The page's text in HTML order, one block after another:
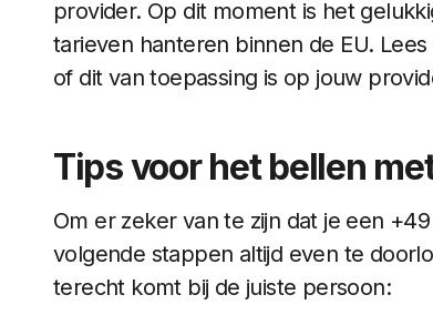
provider. Op dit moment is het
tarieven hanteren binnen de EU.
of dit van toepassing is op jouw
Tips voor het bellen
Om er zeker van te zijn dat je een
volgende stappen altijd even te
terecht komt bij de juiste persoon: